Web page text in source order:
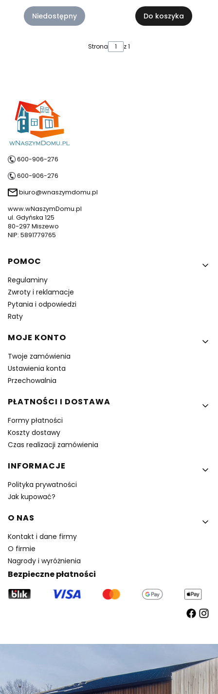
Niedostępny Do koszyka
Strona z 1
600-906-276
600-906-276
biuro@wnaszymdomu.pl
www.wNaszymDomu.pl
ul. Gdyńska 125
80-297 Miszewo
NIP: 5891779765
Linki w stopce
POMOC
Regulaminy
Zwroty i reklamacje
Pytania i odpowiedzi
Raty
MOJE KONTO
Twoje zamówienia
Ustawienia konta
Przechowalnia
PŁATNOŚCI I DOSTAWA
Formy płatności
Koszty dostawy
Czas realizacji zamówienia
INFORMACJE
Polityka prywatności
Jak kupować?
O NAS
Kontakt i dane firmy
O firmie
Nagrody i wyróżnienia
Bezpieczne płatności